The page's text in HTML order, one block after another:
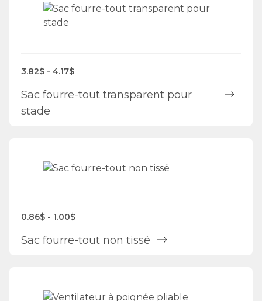
3.82$ - 4.17$
Sac fourre-tout transparent pour
stade
0.86$ - 1.00$
Sac fourre-tout non tissé